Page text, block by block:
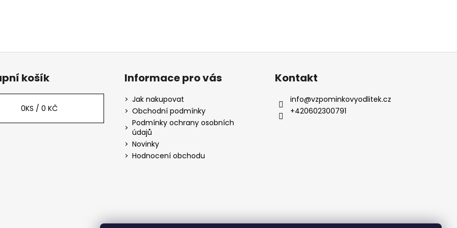
košík
0KS / 0 KČ
Informace pro vás
Jak nakupovat
Obchodní podmínky
Podmínky ochrany osobních
údajů
Novinky
Hodnocení obchodu
Kontakt
info@vzpominkovyodlitek.cz
+420602300791